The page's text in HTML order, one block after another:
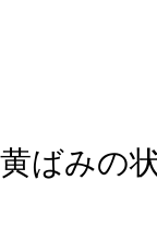
ばみの